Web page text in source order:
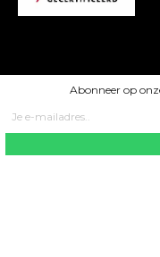
©2023.
Abonneer op